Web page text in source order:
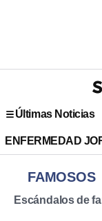
Últimas Noticias
ENFERMEDAD
FAMOSOS
Escándalos de